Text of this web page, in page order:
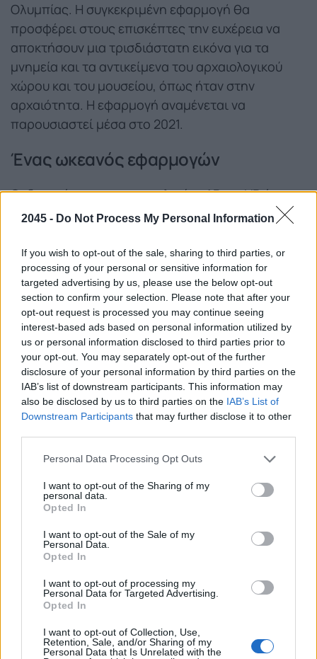
2045 - Do Not Process My Personal Information
If you wish to opt-out of the sale, sharing to third parties, or
processing of your personal or sensitive information for
targeted advertising by us, please use the below opt-out
section to confirm your selection. Please note that after your
opt-out request is processed you may continue seeing
interest-based ads based on personal information utilized by
us or personal information disclosed to third parties prior to
your opt-out. You may separately opt-out of the further
disclosure of your personal information by third parties on the
IAB’s list of downstream participants. This information may
also be disclosed by us to third parties on the IAB’s List of
Downstream Participants that may further disclose it to other
Please note that this website/app uses one or more Google
not limited to your visit or usage behaviour. You may click to
grant or deny consent to Google and its third-party tags to
use your data for below specified purposes in below Google
consent section.
Personal Data Processing Opt Outs
I want to opt-out of the Sharing of my
personal data.
Opted In
I want to opt-out of the Sale of my
Personal Data.
Opted In
I want to opt-out of processing my
Personal Data for Targeted Advertising.
Opted In
I want to opt-out of Collection, Use,
Retention, Sale, and/or Sharing of my
Personal Data that Is Unrelated with the
Ολυμπίας. Η συγκεκριμένη εφαρμογή θα
προσφέρει στους επισκέπτες την ευχέρεια να
αποκτήσουν μια τρισδιάστατη εικόνα για τα
μνημεία και τα αντικείμενα του αρχαιολογικού
χώρου και του μουσείου, όπως ήταν στην
αρχαιότητα. Η εφαρμογή αναμένεται να
παρουσιαστεί μέσα στο 2021.
Ένας ωκεανός εφαρμογών
Οι δυνατότητες της τεχνολογίας AR και VR όμως
δεν εξαντλούνται σε εικονικές επισκέψειςσε
πιο σύνθετες εφαρμογές επαυξημένης
πραγματικότητας επιτρέπουν στους υποψήφιους
πελάτες να «δοκιμάσουν» προϊόντα πριν τα
αγοράσουν. Και αναφερόμαστε σε κάθε λογής
προϊόντα: απόρούχα και παπούτσιαμέχρι
gadgets και αξεσουάρ. Ακόμη καιmake-up. Ή και
γυαλιά. Όλα αυτά χωρίς να χρειαστεί να μπείτε σε
κατάστημα.
Η πραγματική όμως καινοτομία έρχεται με την